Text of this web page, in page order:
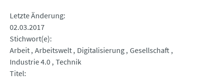
Letzte Änderung
02.03.2017
Stichwort(e)
Arbeit Arbeitswelt Digitalisierung Gesellschaft
Industrie 4.0 Technik
Titel